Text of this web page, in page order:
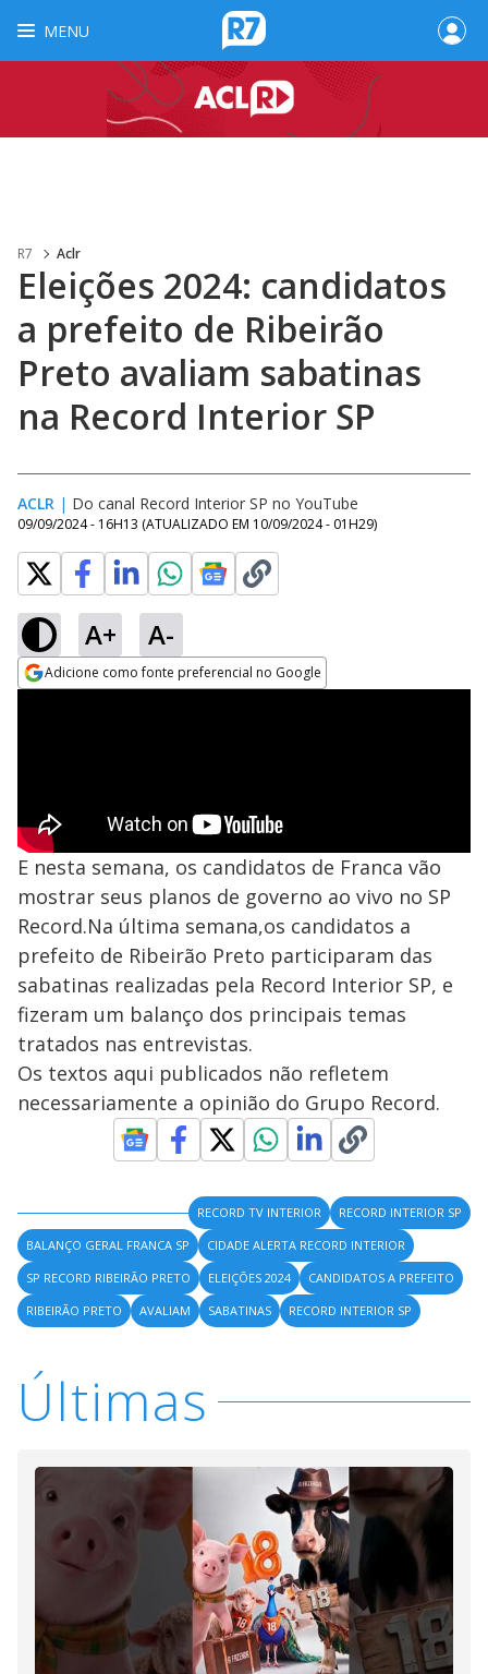
MENU
R7 Aclr
Eleições 2024: candidatos
a prefeito de Ribeirão
Preto avaliam sabatinas
na Record Interior SP
ACLR | Do canal Record Interior SP no YouTube
09/09/2024 - 16H13 (ATUALIZADO EM 10/09/2024 - 01H29)
A+ A-
Adicione como fonte preferencial no Google
E nesta semana, os candidatos de Franca vão
mostrar seus planos de governo ao vivo no SP
Record.Na última semana,os candidatos a
prefeito de Ribeirão Preto participaram das
sabatinas realizadas pela Record Interior SP, e
fizeram um balanço dos principais temas
tratados nas entrevistas.
Os textos aqui publicados não refletem
necessariamente a opinião do Grupo Record.
RECORD TV INTERIOR
RECORD INTERIOR SP
BALANÇO GERAL FRANCA SP
CIDADE ALERTA RECORD INTERIOR
SP RECORD RIBEIRÃO PRETO
ELEIÇÕES 2024
CANDIDATOS A PREFEITO
RIBEIRÃO PRETO
AVALIAM SABATINAS RECORD INTERIOR SP
Últimas